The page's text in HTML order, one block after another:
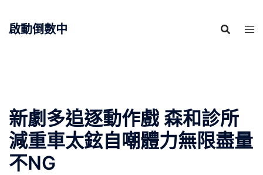
啟動倒數中
新劇多追逐動作戲 森和診所
減重車太鉉自嘲體力無限盡量
不NG